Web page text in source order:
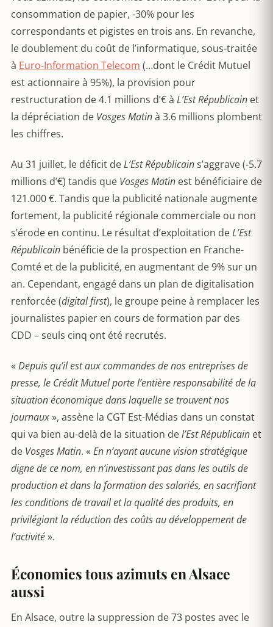
consommation de papier, -30% pour les
correspondants et pigistes en trois ans. En revanche,
le doublement du coût de l’informatique, sous-traitée
à Euro-Information Telecom (…dont le Crédit Mutuel
est actionnaire à 95%), la provision pour
restructuration de 4.1 millions d’€ à L’Est Républicain et
la dépréciation de Vosges Matinà 3.6 millions plombent
les chiffres.
Au 31 juillet, le déficit deL’Est Républicains’aggrave (-5.7
millions d’€) tandis que Vosges Matin est bénéficiaire de
121.000 €. Tandis que la publicité nationale augmente
fortement, la publicité régionale commerciale ou non
s’érode en continu. Le résultat d’exploitation deL’Est
Républicain bénéficie de la prospection en Franche-
Comté et de la publicité, en augmentant de 9% sur un
an. Cependant, engagé dans un plan de digitalisation
renforcée (digital first), le groupe peine à remplacer les
journalistes papier en cours de formation par des
CDD – seuls cinq ont été recrutés.
« Depuis qu’il est aux commandes de nos entreprises de
presse, le Crédit Mutuel porte l’entière responsabilité de la
situation économique dans laquelle se trouvent nos
journaux», assène la CGT Est-Médias dans un constat
qui va bien au-delà de la situation del’Est Républicain et
de Vosges Matin. « En n’ayant aucune vision stratégique
digne de ce nom, en n’investissant pas dans les outils de
production et dans la formation des salariés, en sacrifiant
les conditions de travail et la qualité des produits, en
privilégiant la réduction des coûts au développement de
l’activité».
Économies tous azimuts en Alsace
aussi
En Alsace, outre la suppression de 73 postes avec le